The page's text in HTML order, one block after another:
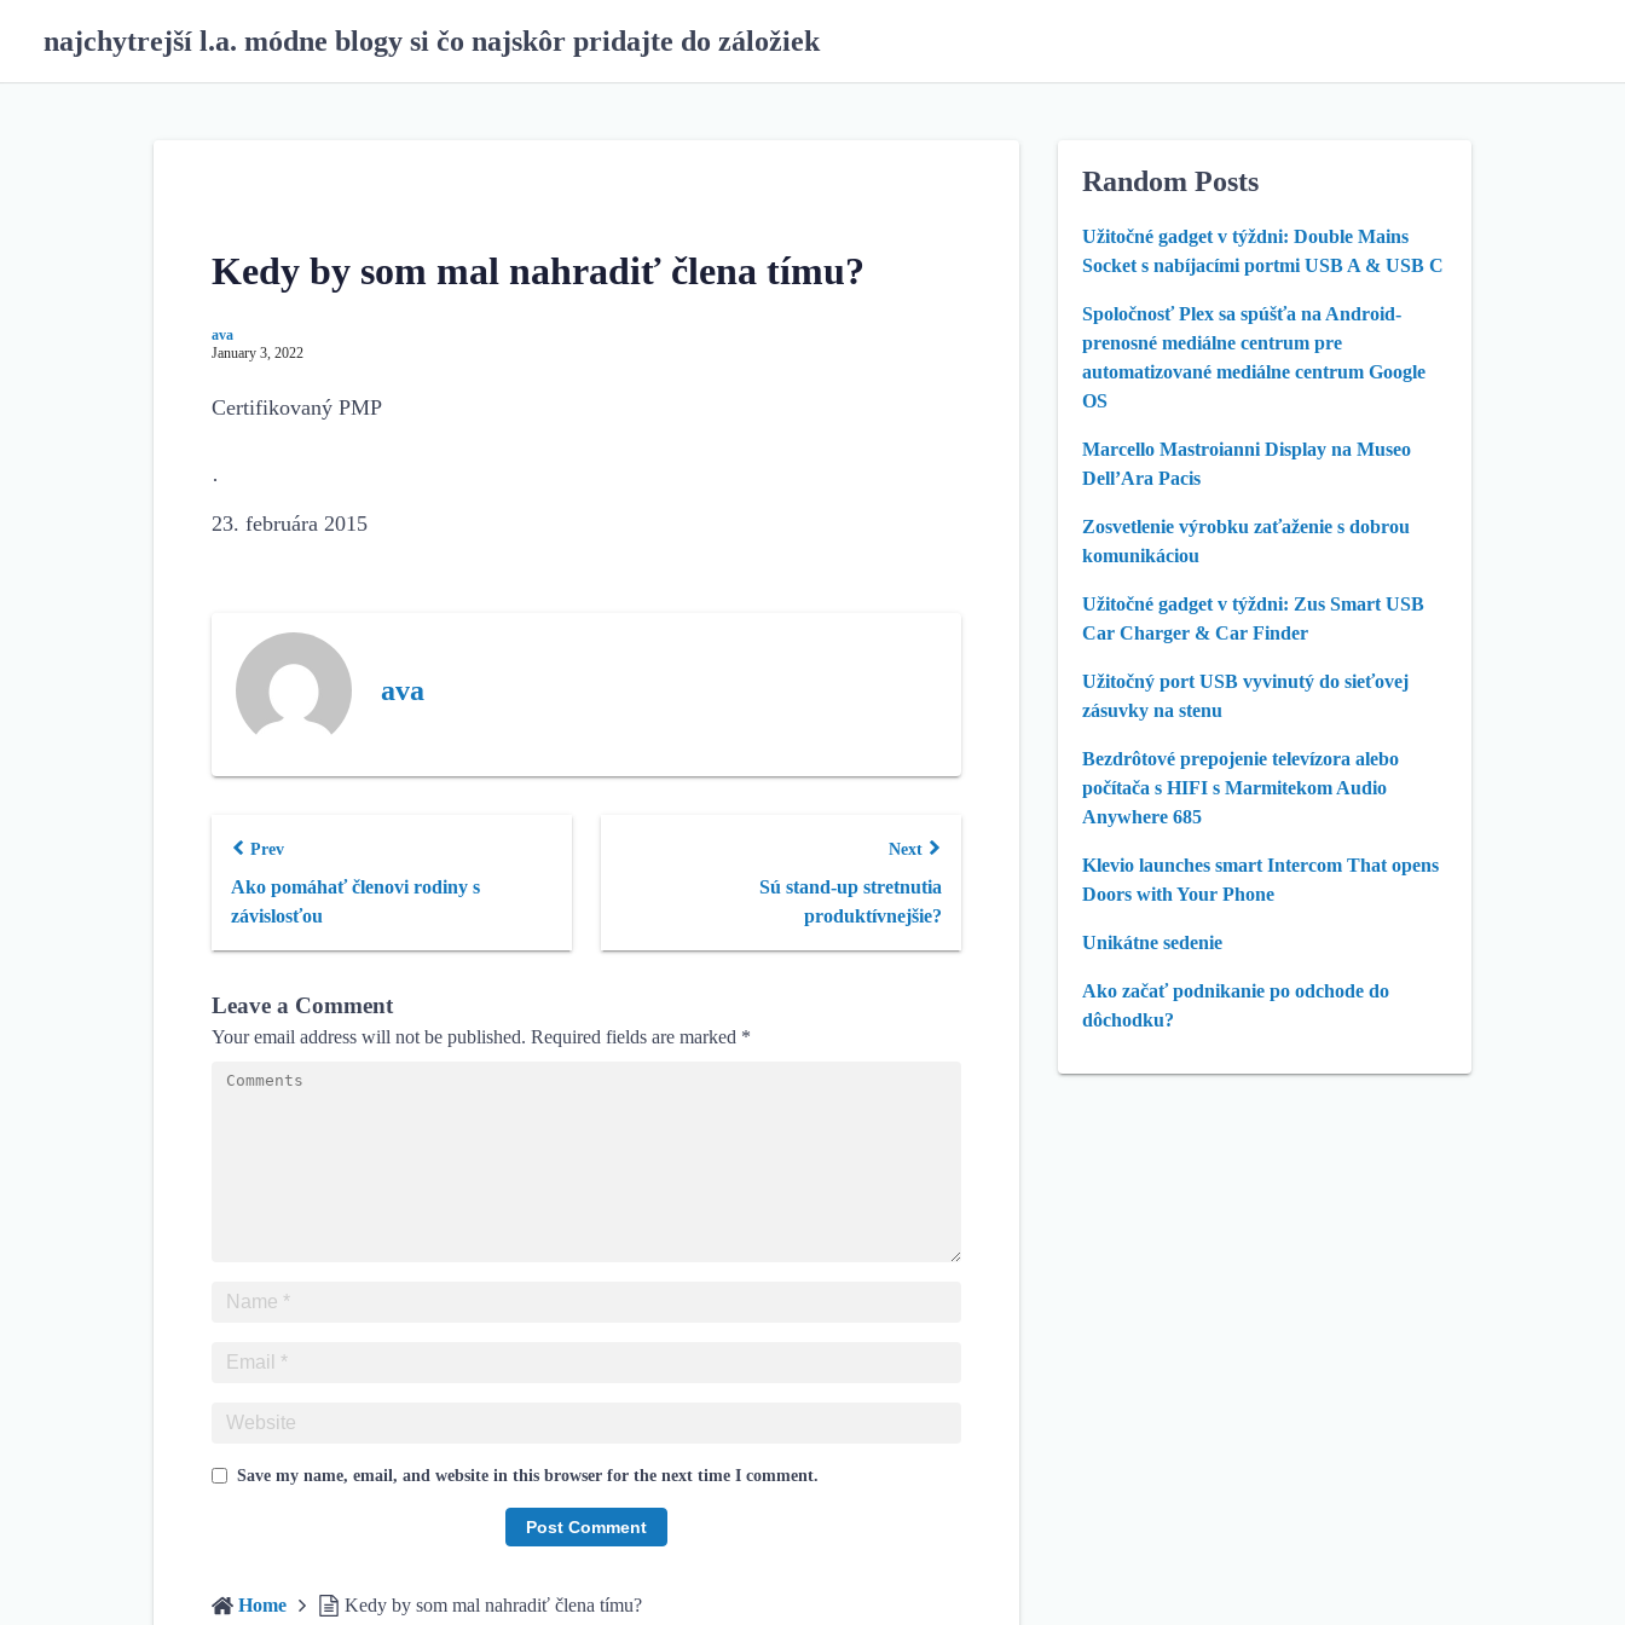
najchytrejší l.a. módne blogy si čo najskôr pridajte do záložiek
Kedy by som mal nahradiť člena tímu?
ava
January 3, 2022
Certifikovaný PMP
·
23. februára 2015
ava
Prev
Ako pomáhať členovi rodiny s
závislosťou
Next
Sú stand-up stretnutia
produktívnejšie?
Leave a Comment
Your email address will not be published. Required fields are marked *
Save my name, email, and website in this browser for the next time I comment.
Home Kedy by som mal nahradiť člena tímu?
Random Posts
Užitočné gadget v týždni: Double Mains
Socket s nabíjacími portmi USB A & USB C
Spoločnosť Plex sa spúšťa na Android-
prenosné mediálne centrum pre
automatizované mediálne centrum Google
OS
Marcello Mastroianni Display na Museo
Dell’Ara Pacis
Zosvetlenie výrobku zaťaženie s dobrou
komunikáciou
Užitočné gadget v týždni: Zus Smart USB
Car Charger & Car Finder
Užitočný port USB vyvinutý do sieťovej
zásuvky na stenu
Bezdrôtové prepojenie televízora alebo
počítača s HIFI s Marmitekom Audio
Anywhere 685
Klevio launches smart Intercom That opens
Doors with Your Phone
Unikátne sedenie
Ako začať podnikanie po odchode do
dôchodku?